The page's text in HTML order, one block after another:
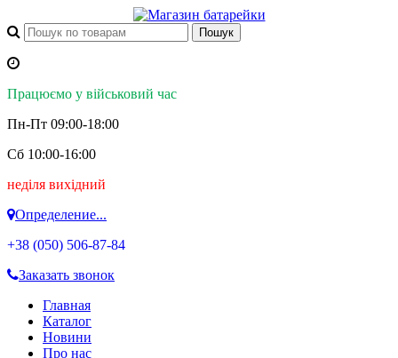
Працюємо у військовий час
Пн-Пт 09:00-18:00
Сб 10:00-16:00
неділя вихідний
Определение...
+38 (050) 506-87-84
Заказать звонок
Главная
Каталог
Новини
Про нас